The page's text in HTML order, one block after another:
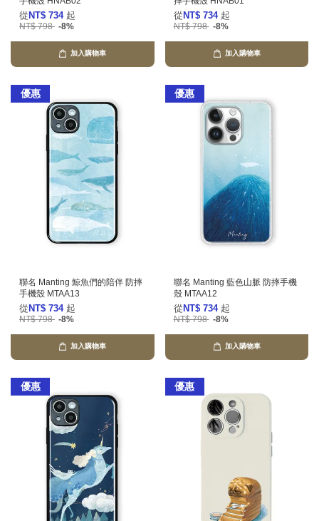
從 NT$ 734 起
NT$ 798 -8%
加入購物車
從 NT$ 734 起
NT$ 798 -8%
加入購物車
優惠
聯名 Manting 鯨魚們的陪伴 防摔
手機殼 MTAA13
從 NT$ 734 起
NT$ 798 -8%
加入購物車
優惠
聯名 Manting 藍色山脈 防摔手機
殼 MTAA12
從 NT$ 734 起
NT$ 798 -8%
加入購物車
優惠 優惠